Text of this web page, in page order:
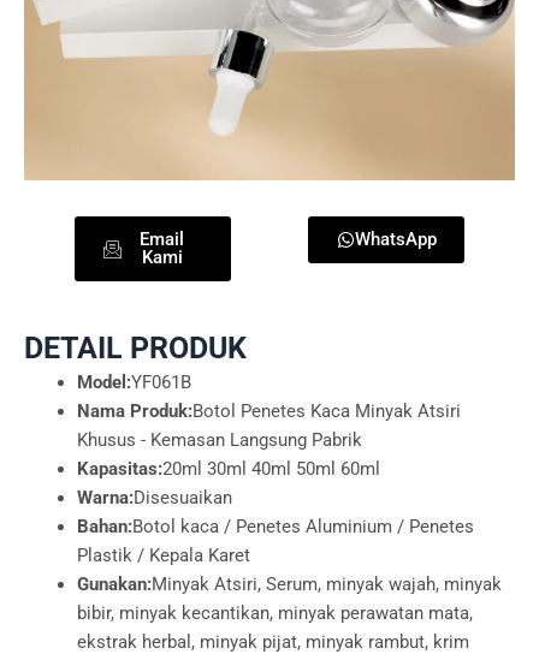
Email
Kami
WhatsApp
DETAIL PRODUK
Model:YF061B
Nama Produk:Botol Penetes Kaca Minyak Atsiri
Khusus - Kemasan Langsung Pabrik
Kapasitas:20ml 30ml 40ml 50ml 60ml
Warna:Disesuaikan
Bahan:Botol kaca / Penetes Aluminium / Penetes
Plastik / Kepala Karet
Gunakan:Minyak Atsiri, Serum, minyak wajah, minyak
bibir, minyak kecantikan, minyak perawatan mata,
ekstrak herbal, minyak pijat, minyak rambut, krim